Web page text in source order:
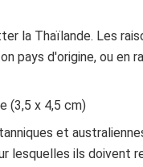
la Thaïlande. Les
pays d'origine, ou en
(3,5 x 4,5 cm)
et
lesquelles ils doivent